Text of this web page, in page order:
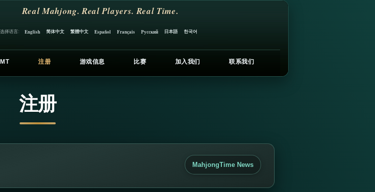
Real Mahjong. Real Players. Real Time.
选择语言: English 简体中文 繁體中文 Español Français Русский 日本語 한국어
注册 游戏信息 比赛 加入我们 联系我们
注册
MahjongTime News